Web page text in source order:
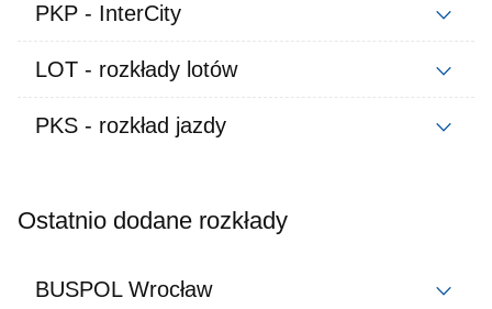
PKP - InterCity
LOT - rozkłady lotów
PKS - rozkład jazdy
Ostatnio dodane rozkłady
BUSPOL Wrocław